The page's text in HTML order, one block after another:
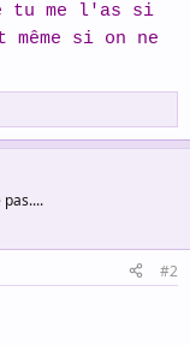
tu me l'as si
si on ne
#2